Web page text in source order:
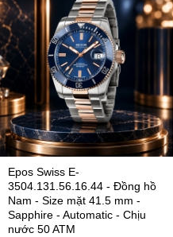
Epos Swiss E-
3504.131.56.16.44 - Đồng hồ
Nam - Size mặt 41.5 mm -
Sapphire - Automatic - Chịu
nước 50 ATM